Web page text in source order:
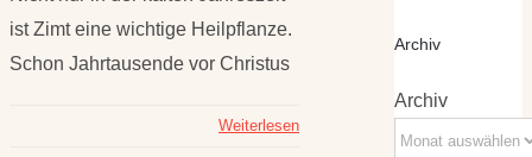
ist Zimt eine wichtige Heilpflanze.
Schon Jahrtausende vor Christus
Weiterlesen
Archiv
Archiv